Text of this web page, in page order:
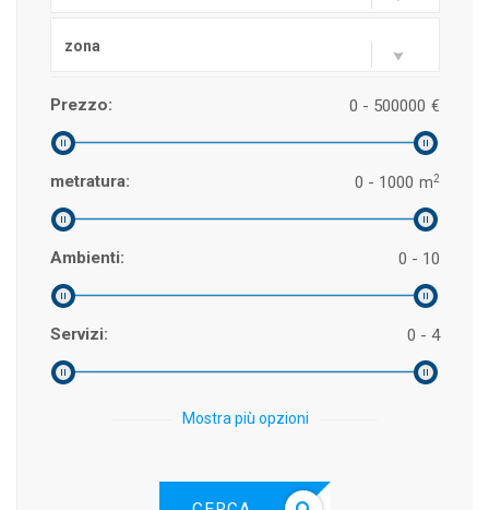
zona
Prezzo: €
0 - 500000
metratura: m2
0 - 1000
Ambienti: 0 - 10
Servizi: 0 - 4
Mostra più opzioni